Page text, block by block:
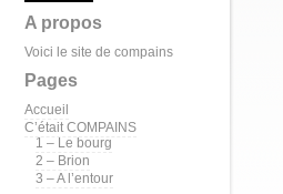
A propos
Voici le site de compains
Pages
Accueil
C’était COMPAINS
1 – Le bourg
2 – Brion
3 – A l’entour